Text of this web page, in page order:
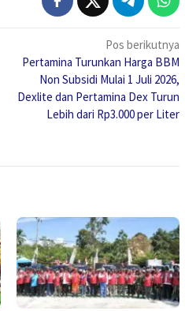
Pos berikutnya
Pertamina Turunkan Harga BBM
Non Subsidi Mulai 1 Juli 2026,
Dexlite dan Pertamina Dex Turun
Lebih dari Rp3.000 per Liter